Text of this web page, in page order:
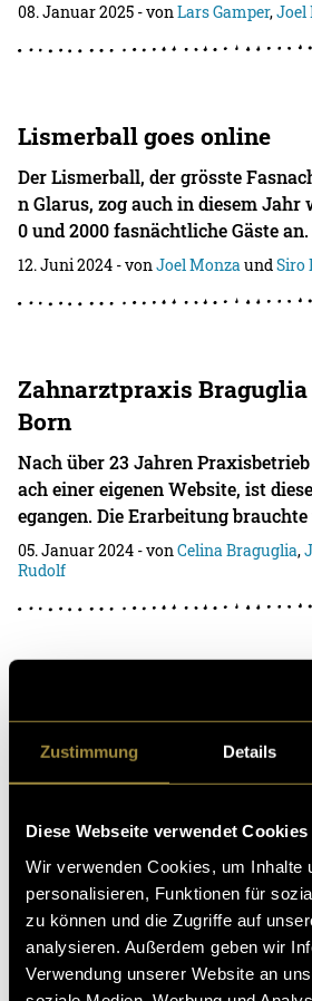
Zustimmung Details
Diese Webseite verwendet Cookies
Wir verwenden Cookies, um Inhalte
personalisieren, Funktionen für
zu können und die Zugriffe auf
analysieren. Außerdem geben wir
Verwendung unserer Website an
08. Januar 2025 - vonLars Gamper,Joel
Lismerball goes online
Der Lismerball, der grösste
n Glarus, zog auch in diesem Jahr
0 und 2000 fasnächtliche Gäste
12. Juni 2024 - vonJoel MonzaundSiro
Zahnarztpraxis
Born
Nach über 23 Jahren
ach einer eigenen Website, ist
egangen. Die Erarbeitung
05. Januar 2024 - vonCelina Braguglia,
Rudolf
werden? Genau, mittels
wir das Projekt der VEO, welches
04. Januar 2024- vonJoel Monzaund
Verschwundene Zeiten –
Linse